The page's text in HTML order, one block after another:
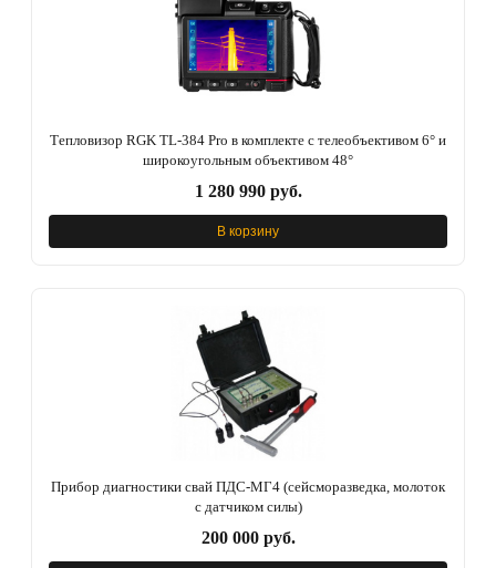
Тепловизор RGK TL-384 Pro в комплекте с телеобъективом 6° и
широкоугольным объективом 48°
1 280 990 руб.
В корзину
Прибор диагностики свай ПДС-МГ4 (сейсморазведка, молоток
с датчиком силы)
200 000 руб.